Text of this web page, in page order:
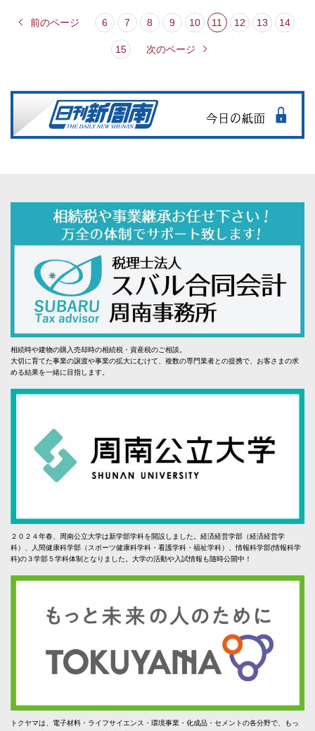
前のページ 6 7 8 9 10 11 12 13 14
15 次のページ
相続時や建物の購入売却時の相続税・資産税のご相談。
大切に育てた事業の譲渡や事業の拡大にむけて、複数の専門業者との提携で、お客さまの求
める結果を一緒に目指します。
２０２４年春、周南公立大学は新学部学科を開設しました。経済経営学部（経済経営学
科）、人間健康科学部（スポーツ健康科学科・看護学科・福祉学科）、情報科学部(情報科学
科)の３学部５学科体制となりました。大学の活動や入試情報も随時公開中！
トクヤマは、電子材料・ライフサイエンス・環境事業・化成品・セメントの各分野で、もっ